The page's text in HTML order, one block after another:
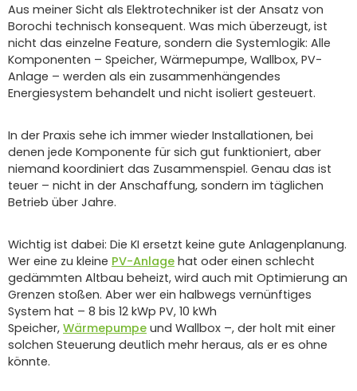
Aus meiner Sicht als Elektrotechniker ist der Ansatz von
Borochi technisch konsequent. Was mich überzeugt, ist
nicht das einzelne Feature, sondern die Systemlogik: Alle
Komponenten – Speicher, Wärmepumpe, Wallbox, PV-
Anlage – werden als ein zusammenhängendes
Energiesystem behandelt und nicht isoliert gesteuert.
In der Praxis sehe ich immer wieder Installationen, bei
denen jede Komponente für sich gut funktioniert, aber
niemand koordiniert das Zusammenspiel. Genau das ist
teuer – nicht in der Anschaffung, sondern im täglichen
Betrieb über Jahre.
Wichtig ist dabei: Die KI ersetzt keine gute Anlagenplanung.
Wer eine zu kleine PV-Anlage hat oder einen schlecht
gedämmten Altbau beheizt, wird auch mit Optimierung an
Grenzen stoßen. Aber wer ein halbwegs vernünftiges
System hat – 8 bis 12 kWp PV, 10 kWh
Speicher, Wärmepumpe und Wallbox –, der holt mit einer
solchen Steuerung deutlich mehr heraus, als er es ohne
könnte.